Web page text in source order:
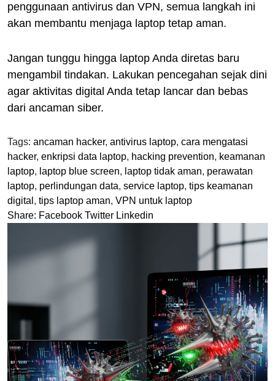
penggunaan antivirus dan VPN, semua langkah ini
akan membantu menjaga laptop tetap aman.
Jangan tunggu hingga laptop Anda diretas baru
mengambil tindakan. Lakukan pencegahan sejak dini
agar aktivitas digital Anda tetap lancar dan bebas
dari ancaman siber.
Tags: ancaman hacker, antivirus laptop, cara mengatasi
hacker, enkripsi data laptop, hacking prevention, keamanan
laptop, laptop blue screen, laptop tidak aman, perawatan
laptop, perlindungan data, service laptop, tips keamanan
digital , tips laptop aman, VPN untuk laptop
Share: Facebook Twitter Linkedin